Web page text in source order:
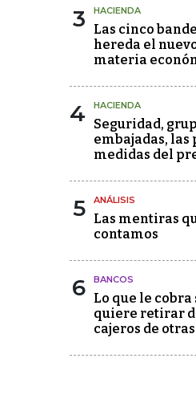
3 HACIENDA
Las cinco
hereda el
materia
4 HACIENDA
Seguridad,
embajadas,
medidas del
5 ANÁLISIS
Las mentiras
contamos
6 BANCOS
Lo que le cobra
quiere retirar
cajeros de